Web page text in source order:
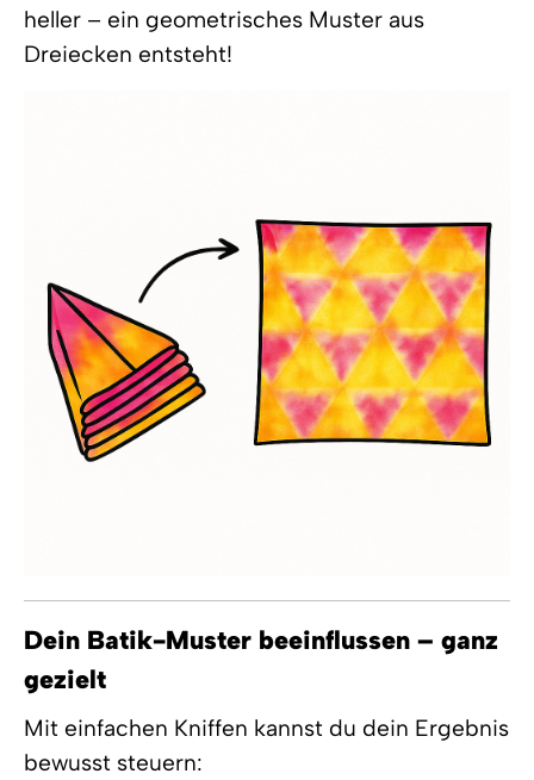
heller – ein geometrisches Muster aus
Dreiecken entsteht!
Dein Batik-Muster beeinflussen – ganz
gezielt
Mit einfachen Kniffen kannst du dein Ergebnis
bewusst steuern: